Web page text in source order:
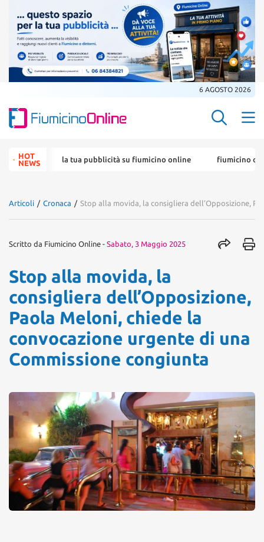
6 AGOSTO 2026
Search
for:HOT
NEWSla tua pubblicità su fiumicino online fiumicino online il
Articoli / Cronaca / Stop alla movida, la consigliera dell’Opposizione,
Scritto da Fiumicino Online - Sabato, 3 Maggio 2025
Stop alla movida, la
consigliera dell’Opposizione,
Paola Meloni, chiede la
convocazione urgente di una
Commissione congiunta